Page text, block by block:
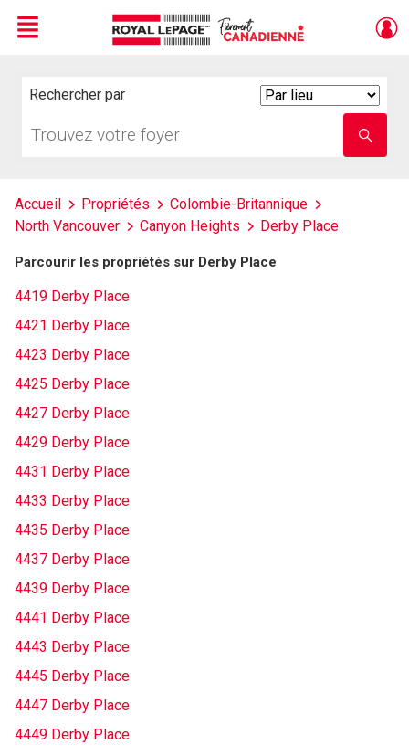
Menu
Rechercher par
votre
nom
Accueil Propriétés
Colombie-Britannique
North Vancouver
Canyon Heights Derby Place
Parcourir les propriétés sur Derby Place
4419 Derby Place
4421 Derby Place
4423 Derby Place
4425 Derby Place
4427 Derby Place
4429 Derby Place
4431 Derby Place
4433 Derby Place
4435 Derby Place
4437 Derby Place
4439 Derby Place
4441 Derby Place
4443 Derby Place
4445 Derby Place
4447 Derby Place
4449 Derby Place